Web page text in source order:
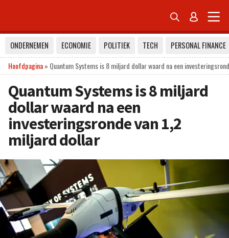
 
ONDERNEMEN ECONOMIE POLITIEK TECH
PERSONAL FINANCE
Hoofdpagina» Quantum Systems is 8 miljard dollar waard na een
Quantum Systems is 8 miljard
dollar waard na een
investeringsronde van 1,2
miljard dollar